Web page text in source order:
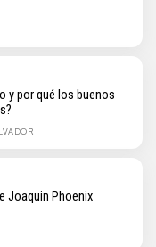
y por qué los buenos
Joaquin Phoenix